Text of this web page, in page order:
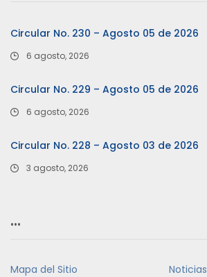
Circular No. 230 – Agosto 05 de 2026
6 agosto, 2026
Circular No. 229 – Agosto 05 de 2026
6 agosto, 2026
Circular No. 228 – Agosto 03 de 2026
3 agosto, 2026
…
Mapa del Sitio Noticias